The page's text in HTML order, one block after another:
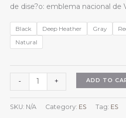
de dise?o: emblema nacional de
Black Deep Heather Gray
Natural
-
de
béisbol
vaquera
+ ADD TO
SKU: N/A Category: ES Tag: ES